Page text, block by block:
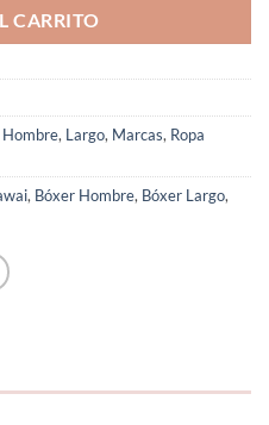
CARRITO
Hombre, Largo, Marcas, Ropa
, Bóxer Hombre, Bóxer Largo,